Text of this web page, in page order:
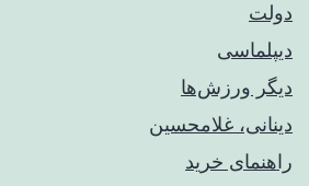
دولت
دیپلماسی
دیگر ورزش‌ها
دینانی، غلامحسین
راهنمای خريد